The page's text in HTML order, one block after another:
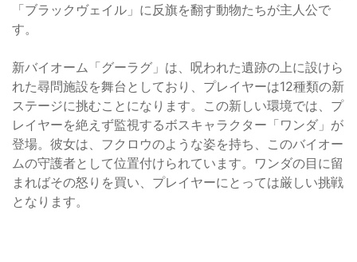
「ブラックヴェイル」に反旗を翻す動物たちが主人公で
す。
新バイオーム「グーラグ」は、呪われた遺跡の上に設けら
れた尋問施設を舞台としており、プレイヤーは12種類の新
ステージに挑むことになります。この新しい環境では、プ
レイヤーを絶えず監視するボスキャラクター「ワンダ」が
登場。彼女は、フクロウのような姿を持ち、このバイオー
ムの守護者として位置付けられています。ワンダの目に留
まればその怒りを買い、プレイヤーにとっては厳しい挑戦
となります。